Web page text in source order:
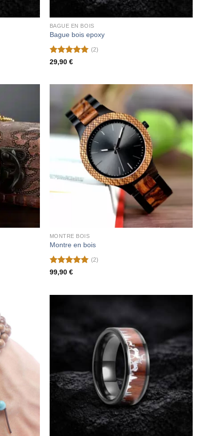
BAGUE EN BOIS
Bague bois epoxy
Note 5sur
(2)
29,90 €
MONTRE BOIS
Montre en bois
Note 5sur
(2)
99,90 €